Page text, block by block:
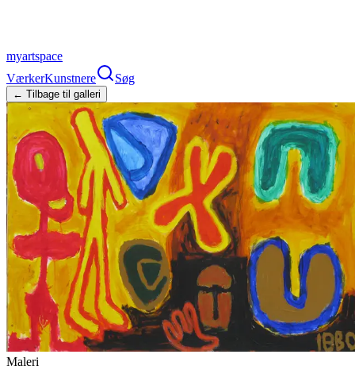
myartspace
VærkerKunstnere Søg
← Tilbage til galleri
Maleri